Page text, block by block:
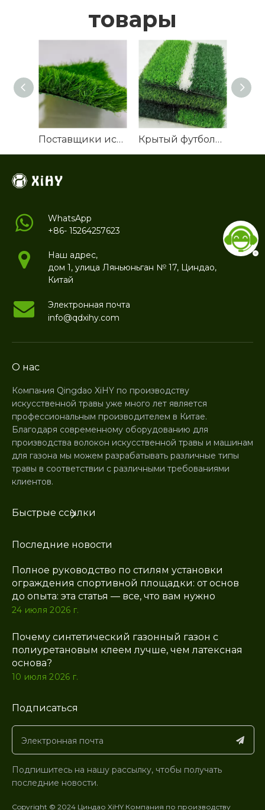
товары
Поставщики искусственной газонной травы Крытый футбольный газон
WhatsApp
+86- 15264257623
Наш адрес,
дом 1, улица Ляньюньган № 17, Циндао,
Китай
Электронная почта
info@qdxihy.com
О нас
Компания Qingdao XiHY по производству
искусственной травы уже много лет является
профессиональным производителем в Китае.
Благодаря современному оборудованию для
производства волокон искусственной травы и машинам
для газона мы можем разрабатывать различные типы
травы в соответствии с различными требованиями
клиентов.
Быстрые ссылки
Последние новости
Полное руководство по стилям установки
ограждения спортивной площадки: от основ
до опыта: эта статья — все, что вам нужно
24 июля 2026 г.
Почему синтетический газонный газон с
полиуретановым клеем лучше, чем латексная
основа?
10 июля 2026 г.
Подписаться
Подпишитесь на нашу рассылку, чтобы получать
последние новости.
Copyright © 2024 Циндао XiHY Компания по производству